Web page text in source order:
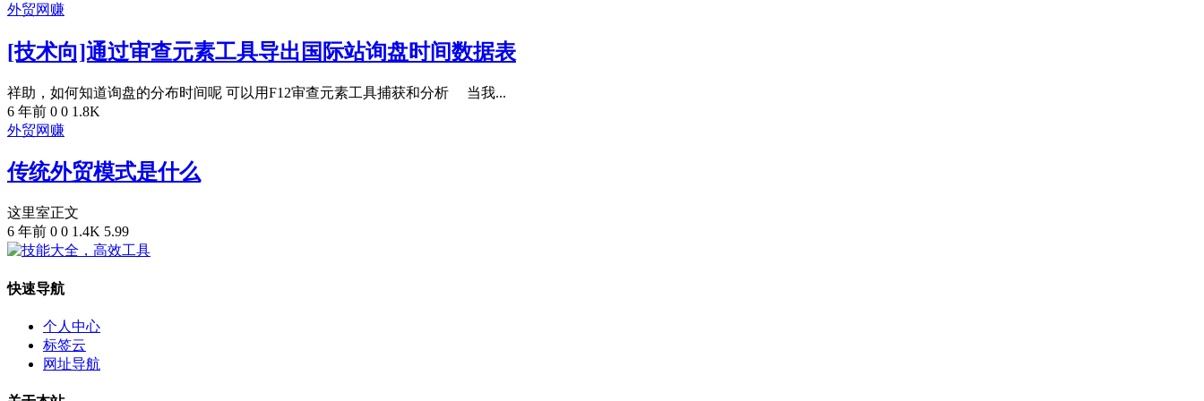
外贸网赚
[技术向]通过审查元素工具导出国际站询盘时间数据表
祥助，如何知道询盘的分布时间呢 可以用F12审查元素工具捕获和分析 当我...
6 年前 0 0 1.8K
外贸网赚
传统外贸模式是什么
这里室正文
6 年前 0 0 1.4K 5.99
快速导航
个人中心
标签云
网址导航